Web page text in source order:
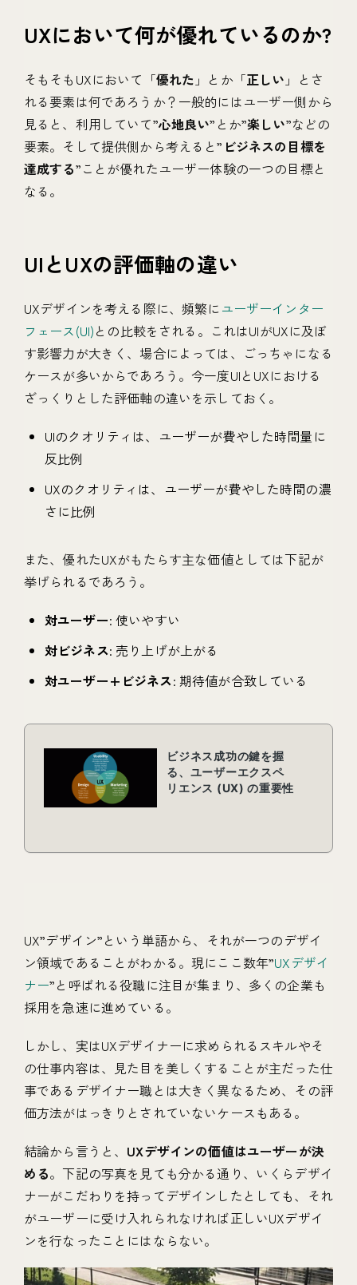
UXにおいて何が優れているのか?
そもそもUXにおいて「優れた 」とか「正しい 」とさ
れる要素は何であろうか？一般的にはユーザー側から
見ると、利用していて”心地良い”とか”楽しい”などの
要素。そして提供側から考えると” ビジネスの目標を
達成する”ことが優れたユーザー体験の一つの目標と
なる。
UIとUXの評価軸の違い
UXデザインを考える際に、頻繁に ユーザーインター
フェース(UI)との比較をされる。これはUIがUXに及ぼ
す影響力が大きく、場合によっては、ごっちゃになる
ケースが多いからであろう。今一度UIとUXにおける
ざっくりとした評価軸の違いを示しておく。
UIのクオリティは、ユーザーが費やした時間量に
反比例
UXのクオリティは、ユーザーが費やした時間の濃
さに比例
また、優れたUXがもたらす主な価値としては下記が
挙げられるであろう。
対ユーザー: 使いやすい
対ビジネス: 売り上げが上がる
対ユーザー+ビジネス: 期待値が合致している
UX”デザイン”という単語から、それが一つのデザイ
ン領域であることがわかる。現にここ数年”UXデザイ
ナー”と呼ばれる役職に注目が集まり、多くの企業も
採用を急速に進めている。
しかし、実はUXデザイナーに求められるスキルやそ
の仕事内容は、見た目を美しくすることが主だった仕
事であるデザイナー職とは大きく異なるため、その評
価方法がはっきりとされていないケースもある。
結論から言うと、 UXデザインの価値はユーザーが決
める。下記の写真を見ても分かる通り、いくらデザイ
ナーがこだわりを持ってデザインしたとしても、それ
がユーザーに受け入れられなければ正しいUXデザイ
ンを行なったことにはならない。